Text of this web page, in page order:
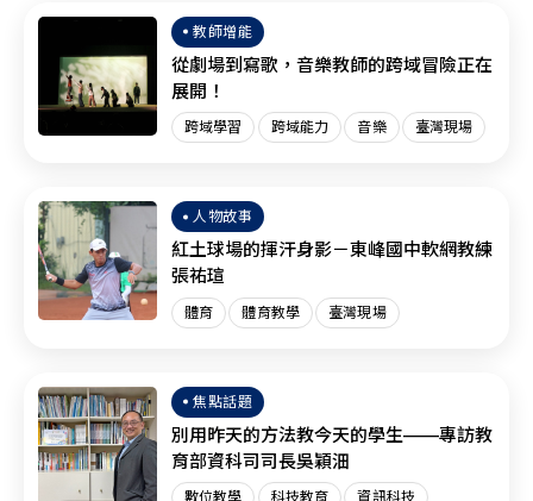
教師增能
從劇場到寫歌，音樂教師的跨域冒險正在
展開！
跨域學習 跨域能力 音樂 臺灣現場
人物故事
紅土球場的揮汗身影－東峰國中軟網教練
張祐瑄
體育 體育教學 臺灣現場
焦點話題
別用昨天的方法教今天的學生——專訪教
育部資科司司長吳穎沺
數位教學 科技教育 資訊科技